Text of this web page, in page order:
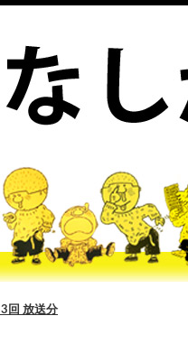
回 放送分